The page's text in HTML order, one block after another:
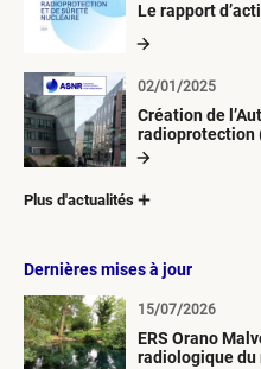
Le rapport
Création de
radioprotection
02/01/2025
Plus d'actualités
Dernières mises à jour
ERS Orano
radiologique
15/07/2026